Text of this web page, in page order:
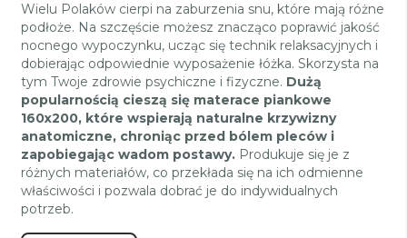
Wielu Polaków cierpi na zaburzenia snu, które mają różne
podłoże. Na szczęście możesz znacząco poprawić jakość
nocnego wypoczynku, ucząc się technik relaksacyjnych i
dobierając odpowiednie wyposażenie łóżka. Skorzysta na
tym Twoje zdrowie psychiczne i fizyczne. Dużą
popularnością cieszą się materace piankowe
160x200, które wspierają naturalne krzywizny
anatomiczne, chroniąc przed bólem pleców i
zapobiegając wadom postawy. Produkuje się je z
różnych materiałów, co przekłada się na ich odmienne
właściwości i pozwala dobrać je do indywidualnych
potrzeb.